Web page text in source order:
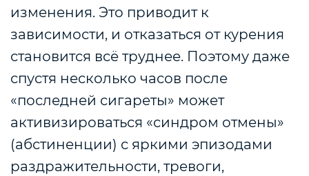
изменения. Это приводит к
зависимости, и отказаться от курения
становится всё труднее. Поэтому даже
спустя несколько часов после
«последней сигареты» может
активизироваться «синдром отмены»
(абстиненции) с яркими эпизодами
раздражительности, тревоги,